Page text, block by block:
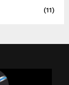
(11)